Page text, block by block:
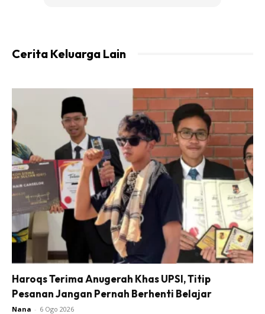
1. Cat semula rak untuk jadikan warna putih.
Cerita Keluarga Lain
Haroqs Terima Anugerah Khas UPSI, Titip
Pesanan Jangan Pernah Berhenti Belajar
Nana - 6 Ogo 2026